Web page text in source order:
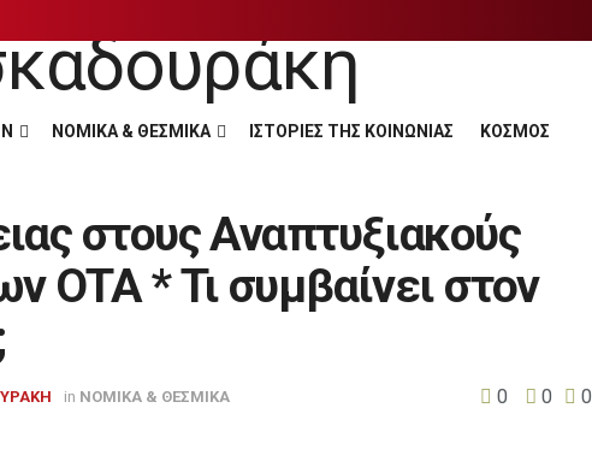
ΝΟΜΙΚΑ & ΘΕΣΜΙΚΑ ΙΣΤΟΡΙΕΣ ΤΗΣ ΚΟΙΝΩΝΙΑΣ ΚΟΣΜΟΣ
στους Αναπτυξιακούς
ΟΤΑ * Τι συμβαίνει στον
in ΝΟΜΙΚΑ & ΘΕΣΜΙΚΑ 0 0 0